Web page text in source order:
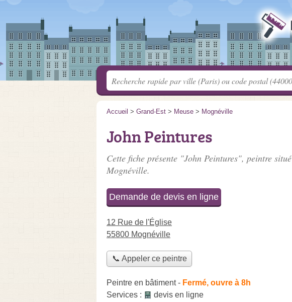
Accueil > Grand-Est > Meuse > Mognéville
John Peintures
Cette fiche présente "John Peintures", peintre situé
Mognéville.
Demande de devis en ligne
12 Rue de l'Église
55800 Mognéville
📞 Appeler ce peintre
Peintre en bâtiment- Fermé, ouvre à 8h
Services :
devis en ligne